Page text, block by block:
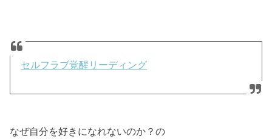
セルフラブ覚醒リーディング
なぜ自分を好きになれないのか？の